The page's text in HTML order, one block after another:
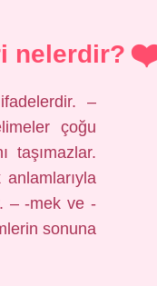
nelerdir?
–
çoğu
taşımazlar.
– -mek ve -
sonuna